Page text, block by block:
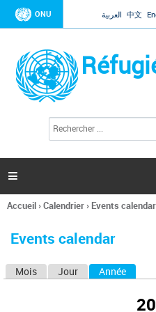
Jump to
ONU العربية 中文
l
c
h
e

Vous
ici
Accueil›Calendrier› Events calendar
Events calendar
Mois Jour Année